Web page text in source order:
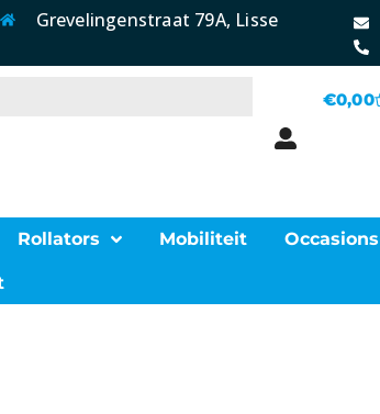
Grevelingenstraat 79A, Lisse
€0,00
Rollators Mobiliteit Occasions